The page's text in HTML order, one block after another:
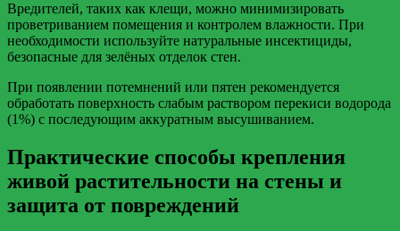
Вредителей, таких как клещи, можно минимизировать
проветриванием помещения и контролем влажности. При
необходимости используйте натуральные инсектициды,
безопасные для зелёных отделок стен.
При появлении потемнений или пятен рекомендуется
обработать поверхность слабым раствором перекиси водорода
(1%) с последующим аккуратным высушиванием.
Практические способы крепления
живой растительности на стены и
защита от повреждений